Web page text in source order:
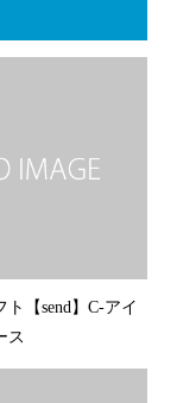
ト【send】C-アイ
ス